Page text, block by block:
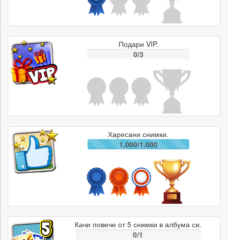
Подари VIP.
0/3
Харесани снимки.
1,000/1,000
Качи повече от 5 снимки в албума си.
0/1